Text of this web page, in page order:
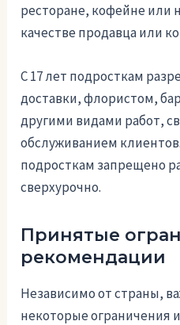
ресторане, кофейне или
качестве продавца или
С 17 лет подросткам
доставки, флористом,
другими видами работ,
обслуживанием
подросткам запрещено
сверхурочно.
Принятые
рекомендации
Независимо от страны,
некоторые ограничения